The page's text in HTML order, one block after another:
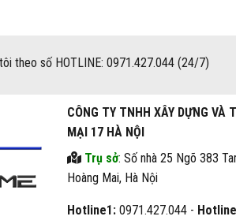
theo số HOTLINE: 0971.427.044 (24/7)
CÔNG TY TNHH XÂY DỰNG VÀ
MẠI 17 HÀ NỘI
Trụ sở: Số nhà 25 Ngõ 383
Hoàng Mai, Hà Nội
Hotline1:0971.427.044 -